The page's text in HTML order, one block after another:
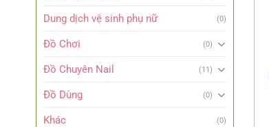
Dung dịch vệ sinh phụ nữ (0)
Đồ Chơi (0)
Đồ Chuyên Nail (11)
Đồ Dùng (0)
Khác (0)